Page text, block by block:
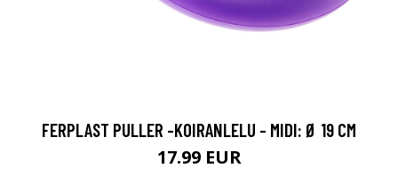
FERPLAST PULLER -KOIRANLELU - MIDI: Ø 19 CM
17.99 EUR